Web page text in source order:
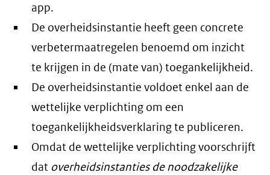
app.
De overheidsinstantie heeft geen concrete
verbetermaatregelen benoemd om inzicht
te krijgen in de (mate van) toegankelijkheid.
De overheidsinstantie voldoet enkel aan de
wettelijke verplichting om een
toegankelijkheidsverklaring te publiceren.
Omdat de wettelijke verplichting voorschrijft
dat overheidsinstanties de noodzakelijke